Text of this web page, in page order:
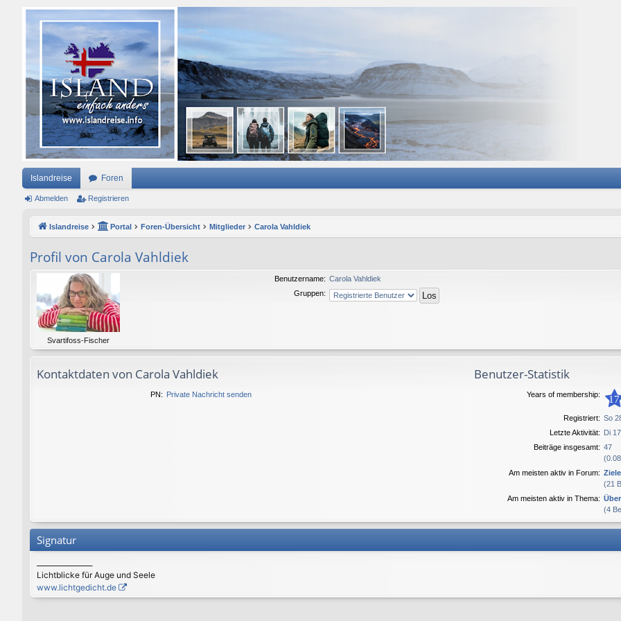
Islandreise Foren
Abmelden Registrieren
Islandreise Portal Foren-Übersicht Mitglieder Carola Vahldiek
Profil von Carola Vahldiek
Svartifoss-Fischer
Benutzername: Carola Vahldiek
Gruppen:
Kontaktdaten von Carola Vahldiek
PN: Private Nachricht senden
Benutzer-Statistik
Years of membership: 17
Registriert: So
Letzte Aktivität:
Di
Beiträge insgesamt: 47
Am meisten aktiv in Forum:
(21
Am meisten aktiv in Thema:
(4
Signatur
Lichtblicke für Auge und Seele
www.lichtgedicht.de